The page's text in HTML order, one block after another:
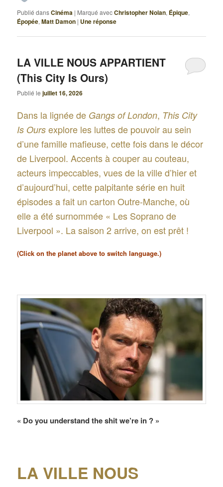
Publié dansCinéma | Marqué avecChristopher Nolan, Épique,
Épopée,Matt Damon | Uneréponse
LA VILLE NOUS APPARTIENT
(This City Is Ours)
Publié lejuillet 16, 2026
Dans la lignée de Gangs of London, This City
Is Ours explore les luttes de pouvoir au sein
d’une famille mafieuse, cette fois dans le décor
de Liverpool. Accents à couper au couteau,
acteurs impeccables, vues de la ville d’hier et
d’aujourd’hui, cette palpitante série en huit
épisodes a fait un carton Outre-Manche, où
elle a été surnommée « Les Soprano de
Liverpool ». La saison 2 arrive, on est prêt !
(Click on the planet above to switch language.)
« Do you understand the shit we’re in ? »
LA VILLE NOUS